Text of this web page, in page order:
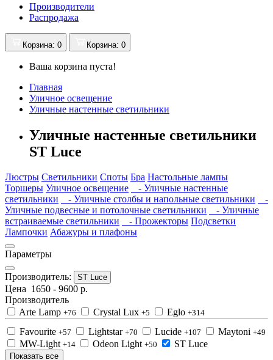
Производители
Распродажа
Корзина: 0 Корзина: 0
Ваша корзина пуста!
Главная
Уличное освещение
Уличные настенные светильники
Уличные настенные светильники
ST Luce
Люстры Светильники Споты Бра Настольные лампы
Торшеры Уличное освещение
- Уличные настенные
светильники
- Уличные столбы и напольные светильники
-
Уличные подвесные и потолочные светильники
- Уличные
встраиваемые светильники
- Прожекторы Подсветки
Лампочки Абажуры и плафоны
Параметры
Производитель: ST Luce
Цена 1650 - 9600 р.
Производитель
Arte Lamp +76 Crystal Lux +5 Eglo +314
Favourite +57 Lightstar +70 Lucide +107 Maytoni +49
MW-Light +14 Odeon Light +50 ST Luce
Показать все